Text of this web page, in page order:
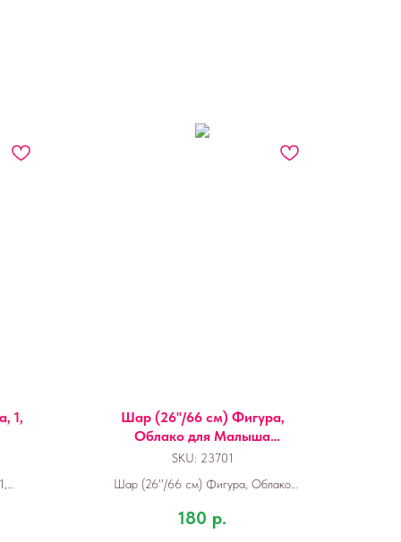
1,
Шар (26''/66 см) Фигура,
Облако для Малыша
(звезды), 1 шт.
SKU: 23701
Шар (26''/66 см) Фигура, Облако
180 р.